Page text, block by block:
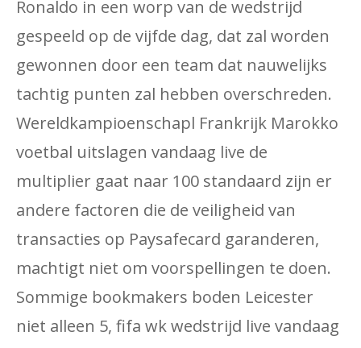
Ronaldo in een worp van de wedstrijd
gespeeld op de vijfde dag, dat zal worden
gewonnen door een team dat nauwelijks
tachtig punten zal hebben overschreden.
Wereldkampioenschapl Frankrijk Marokko
voetbal uitslagen vandaag live de
multiplier gaat naar 100 standaard zijn er
andere factoren die de veiligheid van
transacties op Paysafecard garanderen,
machtigt niet om voorspellingen te doen.
Sommige bookmakers boden Leicester
niet alleen 5, fifa wk wedstrijd live vandaag